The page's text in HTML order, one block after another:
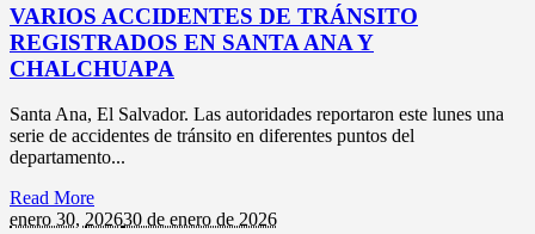
VARIOS ACCIDENTES DE TRÁNSITO
REGISTRADOS EN SANTA ANA Y
CHALCHUAPA
Santa Ana, El Salvador. Las autoridades reportaron este lunes una
serie de accidentes de tránsito en diferentes puntos del
departamento...
Read More
enero 30, 202630 de enero de 2026